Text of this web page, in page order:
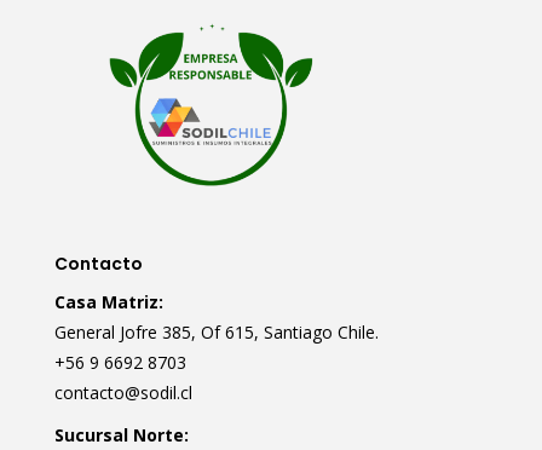
Contacto
Casa Matriz:
General Jofre 385, Of 615, Santiago Chile.
+56 9 6692 8703
contacto@sodil.cl
Sucursal Norte: